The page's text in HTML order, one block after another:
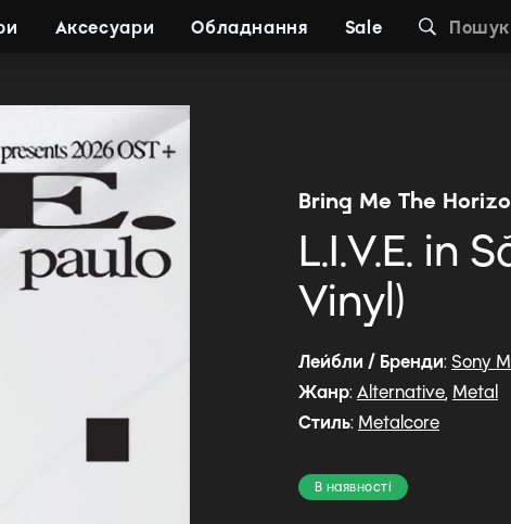
Аксесуари Обладнання Sale Пошук
Bring Me The
L.I.V.E. in
Vinyl)
Лейбли / Бренди: Sony
Жанр: Alternative, Metal
Стиль: Metalcore
В наявності